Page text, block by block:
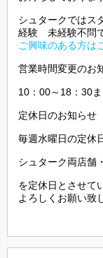
シュタークではス
経験 未経験不問
ご興味のある方は
営業時間変更のお
10：00～18：30
定休日のお知らせ
毎週水曜日の定休
シュターク両店舗
を定休日とさせて
よろしくお願い致